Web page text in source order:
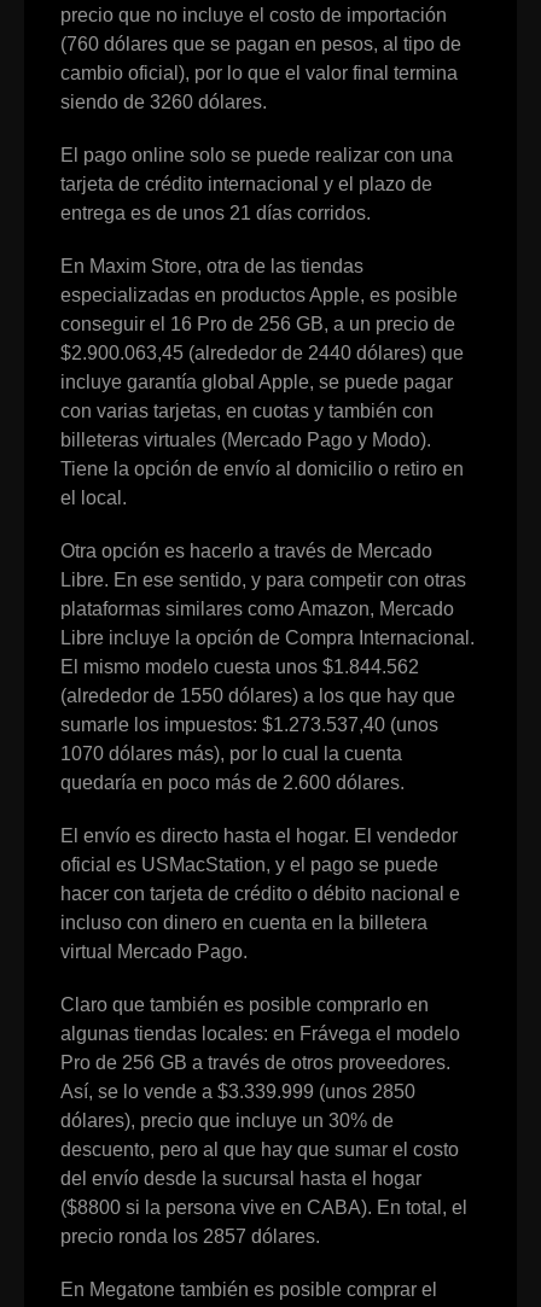
precio que no incluye el costo de importación
(760 dólares que se pagan en pesos, al tipo de
cambio oficial), por lo que el valor final termina
siendo de 3260 dólares.
El pago online solo se puede realizar con una
tarjeta de crédito internacional y el plazo de
entrega es de unos 21 días corridos.
En Maxim Store, otra de las tiendas
especializadas en productos Apple, es posible
conseguir el 16 Pro de 256 GB, a un precio de
$2.900.063,45 (alrededor de 2440 dólares) que
incluye garantía global Apple, se puede pagar
con varias tarjetas, en cuotas y también con
billeteras virtuales (Mercado Pago y Modo).
Tiene la opción de envío al domicilio o retiro en
el local.
Otra opción es hacerlo a través de Mercado
Libre. En ese sentido, y para competir con otras
plataformas similares como Amazon, Mercado
Libre incluye la opción de Compra Internacional.
El mismo modelo cuesta unos $1.844.562
(alrededor de 1550 dólares) a los que hay que
sumarle los impuestos: $1.273.537,40 (unos
1070 dólares más), por lo cual la cuenta
quedaría en poco más de 2.600 dólares.
El envío es directo hasta el hogar. El vendedor
oficial es USMacStation, y el pago se puede
hacer con tarjeta de crédito o débito nacional e
incluso con dinero en cuenta en la billetera
virtual Mercado Pago.
Claro que también es posible comprarlo en
algunas tiendas locales: en Frávega el modelo
Pro de 256 GB a través de otros proveedores.
Así, se lo vende a $3.339.999 (unos 2850
dólares), precio que incluye un 30% de
descuento, pero al que hay que sumar el costo
del envío desde la sucursal hasta el hogar
($8800 si la persona vive en CABA). En total, el
precio ronda los 2857 dólares.
En Megatone también es posible comprar el